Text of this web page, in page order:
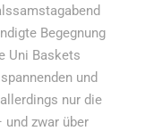
Begegnung
Uni Baskets
und
nur die
zwar über